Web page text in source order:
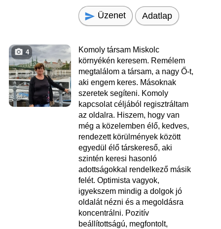
Üzenet Adatlap
4
Komoly társam Miskolc
környékén keresem. Remélem
megtalálom a társam, a nagy Ő-t,
aki engem keres. Másoknak
szeretek segíteni. Komoly
kapcsolat céljából regisztráltam
az oldalra. Hiszem, hogy van
még a közelemben élő, kedves,
rendezett körülmények között
egyedül élő társkereső, aki
szintén keresi hasonló
adottságokkal rendelkező másik
felét. Optimista vagyok,
igyekszem mindig a dolgok jó
oldalát nézni és a megoldásra
koncentrálni. Pozitív
beállítottságú, megfontolt,